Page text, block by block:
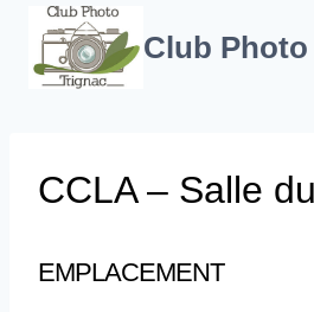
contenu
Club
CCLA – Salle
EMPLACEMENT